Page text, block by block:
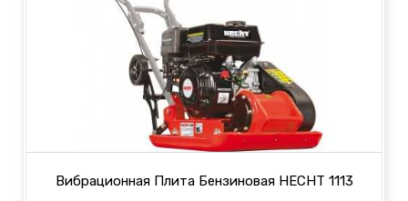
Вибрационная Плита Бензиновая HECHT 1113